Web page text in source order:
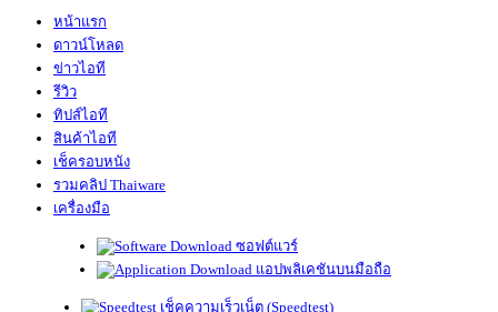
หน้าแรก
ดาวน์โหลด
ข่าวไอที
รีวิว
ทิปส์ไอที
สินค้าไอที
เช็ครอบหนัง
รวมคลิป Thaiware
เครื่องมือ
ซอฟต์แวร์
แอปพลิเคชันบนมือถือ
เช็คความเร็วเน็ต (Speedtest)